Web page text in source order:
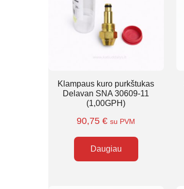
Klampaus kuro purkštukas
Delavan SNA 30609-11
(1,00GPH)
90,75€ su PVM
Daugiau